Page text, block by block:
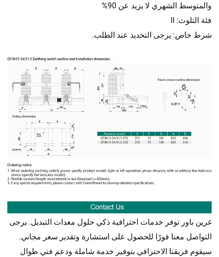
والمتوسط الشهري لا يزيد عن 90%
فئة التلوث: II
شرط خاص: يرجى التحديد عند الطلب.
غرين باور توفر خدمات احترافية ذكي حلول معدات التبديل. يرجى
التواصل معنا فورًا للحصول على استشارة وتقدير سعر مجاني.
سيقوم فريقنا الاحترافي بتوفير خدمة شاملة ودعم فني طوال